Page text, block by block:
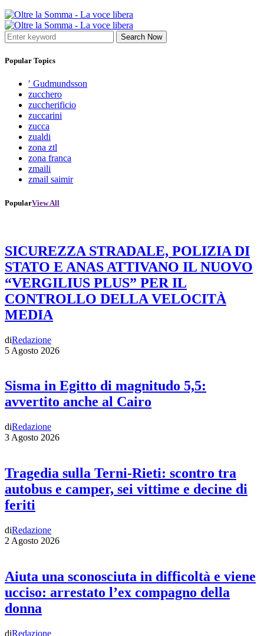
Search Now
Popular Topics
′ Gudmundsson
zucchero
zuccherificio
zuccarini
zucca
zualdi
zona ztl
zona franca
zmaili
zmail saimir
PopularView All
SICUREZZA STRADALE, POLIZIA DI
STATO E ANAS ATTIVANO IL NUOVO
“VERGILIUS PLUS” PER IL
CONTROLLO DELLA VELOCITÀ
MEDIA
diRedazione
5 Agosto 2026
Sisma in Egitto di magnitudo 5,5:
avvertito anche al Cairo
diRedazione
3 Agosto 2026
Tragedia sulla Terni-Rieti: scontro tra
autobus e camper, sei vittime e decine di
feriti
diRedazione
2 Agosto 2026
Aiuta una sconosciuta in difficoltà e viene
ucciso: arrestato l’ex compagno della
donna
diRedazione